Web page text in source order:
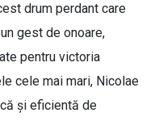
drum perdant care
gest de onoare,
pentru victoria
cele mai mari, Nicolae
şi eficientă de